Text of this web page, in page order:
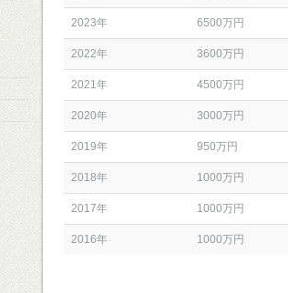
2023年 6500万円
2022年 3600万円
2021年 4500万円
2020年 3000万円
2019年 950万円
2018年 1000万円
2017年 1000万円
2016年 1000万円